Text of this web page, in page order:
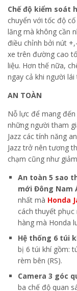
Chế độ kiểm soát
chuyển với tốc độ
lăng mà không cần
điều chỉnh bởi nút
xe trên đường cao
liệu. Hơn thế nữa,
ngay cả khi người lái
AN TOÀN
Nỗ lực để mang
những người tham
Jazz các tính năng
Jazz trở nên tương
chạm cũng như
An toàn 5 sao
mới Đông Nam
nhất mà Honda
cách thuyết
hàng mà Honda
Hệ thống 6 túi
bị 6 túi khí gồm:
rèm bên (RS).
Camera 3 góc
ba chế độ quan